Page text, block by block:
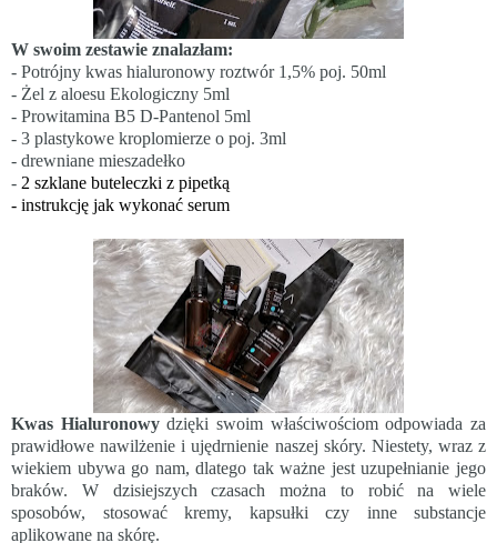
W swoim zestawie znalazłam:
- Potrójny kwas hialuronowy roztwór 1,5% poj. 50ml
- Żel z aloesu Ekologiczny 5ml
- Prowitamina B5 D-Pantenol 5ml
- 3 plastykowe kroplomierze o poj. 3ml
- drewniane mieszadełko
- 2 szklane buteleczki z pipetką
- instrukcję jak wykonać serum
Kwas Hialuronowydzięki swoim właściwościom odpowiada za
prawidłowe nawilżenie i ujędrnienie naszej skóry. Niestety, wraz z
wiekiem ubywa go nam, dlatego tak ważne jest uzupełnianie jego
braków. W dzisiejszych czasach można to robić na wiele
sposobów, stosować kremy, kapsułki czy inne substancje
aplikowane na skórę.